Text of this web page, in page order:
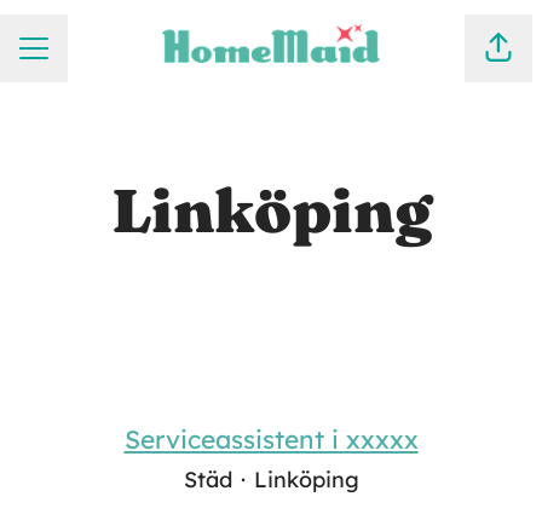
KARRIÄRMENY
Linköping
Serviceassistent i xxxxx
Städ · Linköping